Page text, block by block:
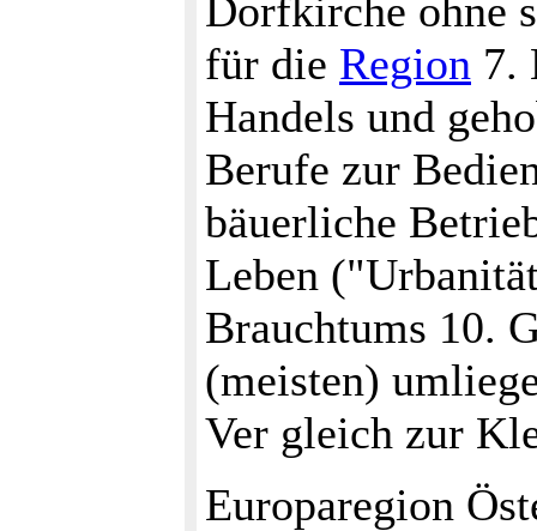
Dorfkirche ohne
für die Region 7.
Handels und
Berufe zur
bäuerliche
Leben
Brauchtums 10.
(meisten)
Ver gleich zur
Europaregion